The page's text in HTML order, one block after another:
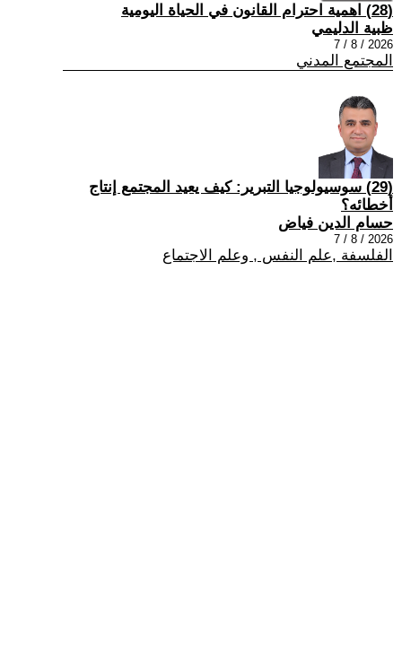
(28) اهمية احترام القانون في الحياة اليومية
ظبية الدليمي
2026 / 8 / 7
المجتمع المدني
(29) سوسيولوجيا التبرير: كيف يعيد المجتمع إنتاج
أخطائه؟
حسام الدين فياض
2026 / 8 / 7
الفلسفة ,علم النفس , وعلم الاجتماع